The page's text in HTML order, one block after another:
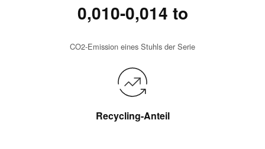
0,010-0,014 to
CO2-Emission eines Stuhls der Serie
Recycling-Anteil